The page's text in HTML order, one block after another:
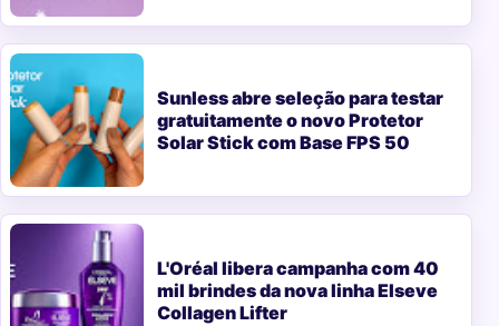
Sunless abre seleção para testar
gratuitamente o novo Protetor
Solar Stick com Base FPS 50
L'Oréal libera campanha com 40
mil brindes da nova linha Elseve
Collagen Lifter